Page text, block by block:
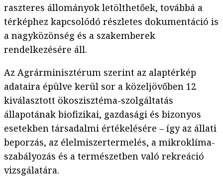
raszteres állományok letölthetőek, továbbá a
térképhez kapcsolódó részletes dokumentáció is
a nagyközönség és a szakemberek
rendelkezésére áll.
Az Agrárminisztérum szerint az alaptérkép
adataira épülve kerül sor a közeljövőben 12
kiválasztott ökoszisztéma-szolgáltatás
állapotának biofizikai, gazdasági és bizonyos
esetekben társadalmi értékelésére – így az állati
beporzás, az élelmiszertermelés, a mikroklíma-
szabályozás és a természetben való rekreáció
vizsgálatára.